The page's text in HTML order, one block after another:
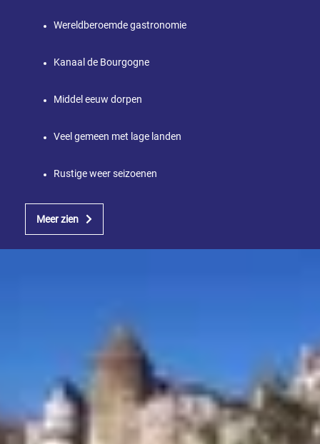
Wereldberoemde gastronomie
Kanaal de Bourgogne
Middel eeuw dorpen
Veel gemeen met lage landen
Rustige weer seizoenen
Meer zien